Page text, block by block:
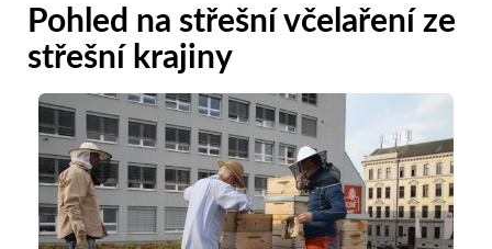
Pohled na střešní včelaření ze
střešní krajiny